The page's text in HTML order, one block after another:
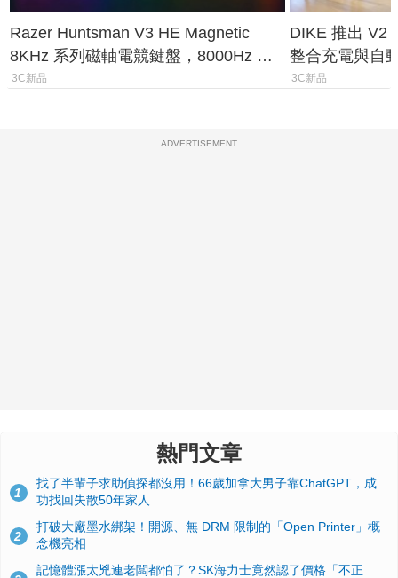
Razer Huntsman V3 HE Magnetic
8KHz 系列磁軸電競鍵盤，8000Hz 輪
詢率、0.1mm 觸發全面升級
3C新品
DIKE 推出 V2
整合充電與自
3C新品
ADVERTISEMENT
熱門文章
1
找了半輩子求助偵探都沒用！66歲加拿大男子靠ChatGPT，成
功找回失散50年家人
2
打破大廠墨水綁架！開源、無 DRM 限制的「Open Printer」概
念機亮相
記憶體漲太兇連老闆都怕了？SK海力士竟然認了價格「不正